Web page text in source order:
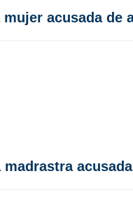
acusada de